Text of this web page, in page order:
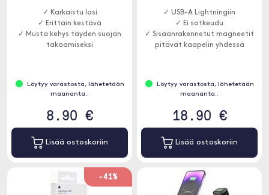
✓ Karkaistu lasi
✓ Erittäin kestävä
✓ Musta kehys täyden suojan
takaamiseksi
Löytyy varastosta, lähetetään
maananta..
8.90 €
Lisää ostoskoriin
✓ USB-A Lightningiin
✓ Ei sotkeudu
✓ Sisäänrakennetut magneetit
pitävät kaapelin yhdessä
Löytyy varastosta, lähetetään
maananta..
18.90 €
Lisää ostoskoriin
-41%